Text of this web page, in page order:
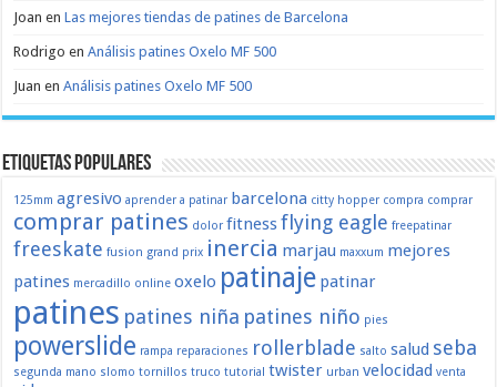
Joan enLas mejores tiendas de patines de Barcelona
Rodrigo enAnálisis patines Oxelo MF 500
Juan enAnálisis patines Oxelo MF 500
Etiquetas populares
125mm agresivo aprender a patinar barcelona citty hopper compra comprar
comprar patines dolor fitnessflying eagle freepatinar
freeskate fusion grand prix inercia marjau maxxum mejores
patines mercadillo online oxelo patinaje patinar
patines patines niña patines niño pies
powerslide rampa reparaciones rollerblade salto salud seba
segunda mano slomo tornillos truco tutorial twister urban velocidad venta